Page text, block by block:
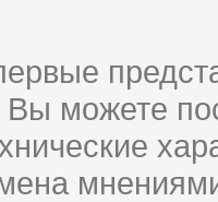
Вы можете